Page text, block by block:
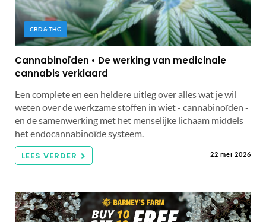
CBD & THC
Cannabinoïden • De werking van medicinale
cannabis verklaard
Een complete en een heldere uitleg over alles wat je wil
weten over de werkzame stoffen in wiet - cannabinoïden -
en de samenwerking met het menselijke lichaam middels
het endocannabinoïde systeem.
LEES VERDER 22 mei 2026